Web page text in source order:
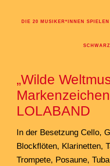
DIE 20 MUSIKER*INNEN
„Wilde
LOLABAND
In der Besetzung Cello,
Blockflöten, Klarinetten,
Trompete, Posaune,